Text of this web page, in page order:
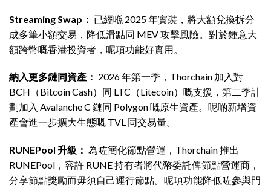
Streaming Swap： 已經喺 2025 年實裝，將大額兌換拆分
成多筆小額交易，降低滑點同 MEV 攻擊風險。對於鍾意大
額跨幣嘅香港投資者，呢項功能好實用。
納入更多鏈同資產： 2026 年第一季，Thorchain 加入對
BCH（Bitcoin Cash）同 LTC（Litecoin）嘅支援，第二季計
劃加入 Avalanche C 鏈同 Polygon 嘅原生資產。呢啲新增資
產會進一步擴大生態嘅 TVL 同交易量。
RUNEPool 升級： 為咗簡化節點營運，Thorchain 推出
RUNEPool，容許 RUNE 持有者將代幣委託俾節點營運商，
分享節點獎勵而毋須自己運行節點。呢項功能降低咗參與門